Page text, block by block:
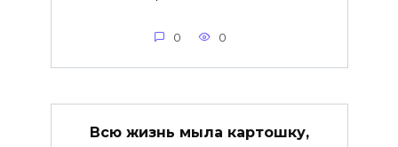
0 0
Всю жизнь мыла картошку,